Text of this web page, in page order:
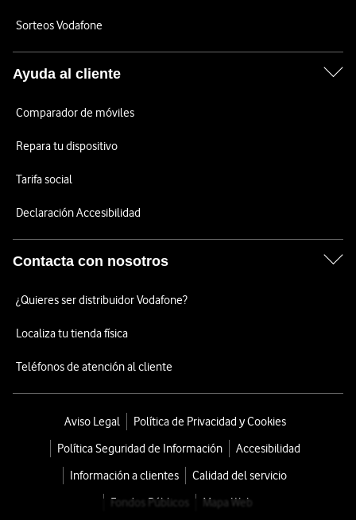
Sorteos Vodafone
Ayuda al cliente
Comparador de móviles
Repara tu dispositivo
Tarifa social
Declaración Accesibilidad
Contacta con nosotros
¿Quieres ser distribuidor Vodafone?
Localiza tu tienda física
Teléfonos de atención al cliente
Aviso Legal
Política de Privacidad y Cookies
Política Seguridad de Información
Accesibilidad
Información a clientes
Calidad del servicio
Fondos Públicos
Mapa Web